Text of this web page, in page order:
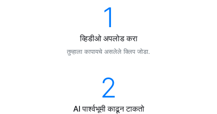
1
व्हिडीओ अपलोड करा
तुम्हाला कापायचे असलेले क्लिप जोडा.
2
AI पार्श्वभूमी काढून टाकतो